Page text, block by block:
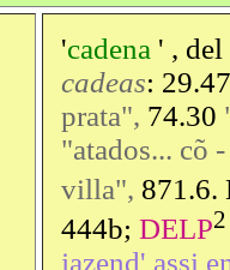
'cadena ' ,
cadeas:
prata", 74.30
"atados... cõ
villa", 871.6.
444b; DELP
jazend' assi